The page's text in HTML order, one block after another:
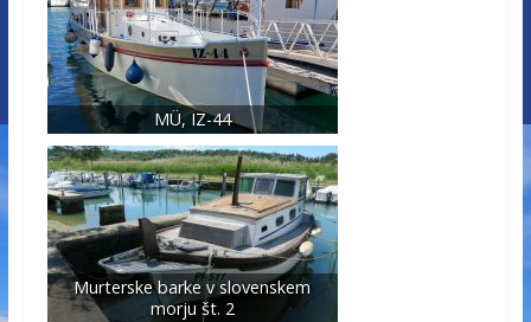
MÜ, IZ-44
Murterske barke v slovenskem
morju št. 2